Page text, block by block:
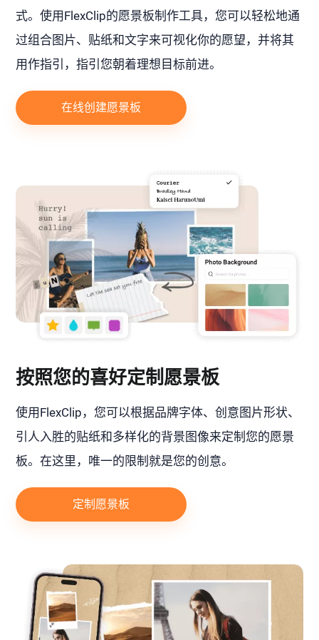
式。使用FlexClip的愿景板制作工具，您可以轻松地通
过组合图片、贴纸和文字来可视化你的愿望，并将其
用作指引，指引您朝着理想目标前进。
在线创建愿景板
按照您的喜好定制愿景板
使用FlexClip，您可以根据品牌字体、创意图片形状、
引人入胜的贴纸和多样化的背景图像来定制您的愿景
板。在这里，唯一的限制就是您的创意。
定制愿景板